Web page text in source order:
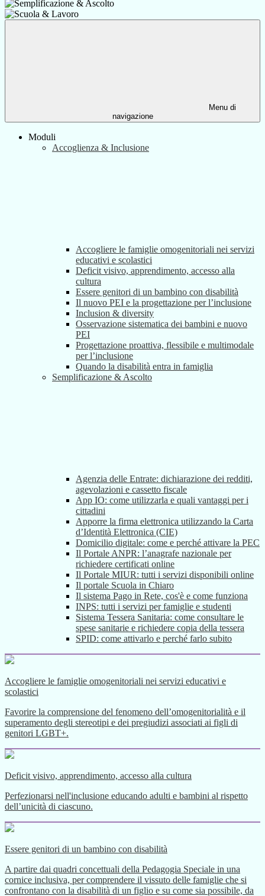
Menu di
navigazione
Moduli
Accoglienza & Inclusione
Accogliere le famiglie omogenitoriali nei servizi
educativi e scolastici
Deficit visivo, apprendimento, accesso alla
cultura
Essere genitori di un bambino con disabilità
Il nuovo PEI e la progettazione per l’inclusione
Inclusion & diversity
Osservazione sistematica dei bambini e nuovo
PEI
Progettazione proattiva, flessibile e multimodale
per l’inclusione
Quando la disabilità entra in famiglia
Semplificazione & Ascolto
Agenzia delle Entrate: dichiarazione dei redditi,
agevolazioni e cassetto fiscale
App IO: come utilizzarla e quali vantaggi per i
cittadini
Apporre la firma elettronica utilizzando la Carta
d’Identità Elettronica (CIE)
Domicilio digitale: come e perché attivare la PEC
Il Portale ANPR: l’anagrafe nazionale per
richiedere certificati online
Il Portale MIUR: tutti i servizi disponibili online
Il portale Scuola in Chiaro
Il sistema Pago in Rete, cos'è e come funziona
INPS: tutti i servizi per famiglie e studenti
Sistema Tessera Sanitaria: come consultare le
spese sanitarie e richiedere copia della tessera
SPID: come attivarlo e perché farlo subito
Accogliere le famiglie omogenitoriali nei servizi educativi e
scolastici
Favorire la comprensione del fenomeno dell’omogenitorialità e il
superamento degli stereotipi e dei pregiudizi associati ai figli di
genitori LGBT+.
Deficit visivo, apprendimento, accesso alla cultura
Perfezionarsi nell'inclusione educando adulti e bambini al rispetto
dell’unicità di ciascuno.
Essere genitori di un bambino con disabilità
A partire dai quadri concettuali della Pedagogia Speciale in una
cornice inclusiva, per comprendere il vissuto delle famiglie che si
confrontano con la disabilità di un figlio e su come sia possibile, da